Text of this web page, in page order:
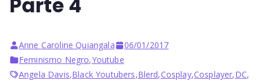
Parte 4
Anne Caroline Quiangala
06/01/2017
Feminismo Negro,Youtube
Angela Davis,Black Youtubers,Blerd,Cosplay,Cosplayer,DC,